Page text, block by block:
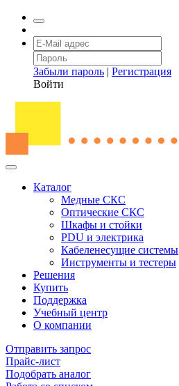
Забыли пароль | Регистрация
Войти
Каталог
Медные СКС
Оптические СКС
Шкафы и стойки
PDU и электрика
Кабеленесущие системы
Инструменты и тестеры
Решения
Купить
Поддержка
Учебный центр
О компании
Отправить запрос
Прайс-лист
Подобрать аналог